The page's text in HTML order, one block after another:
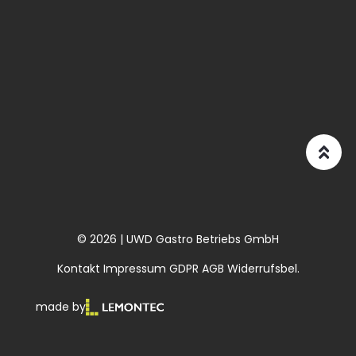
© 2026 | UWD Gastro Betriebs GmbH
Kontakt Impressum GDPR AGB Widerrufsbel.
made by